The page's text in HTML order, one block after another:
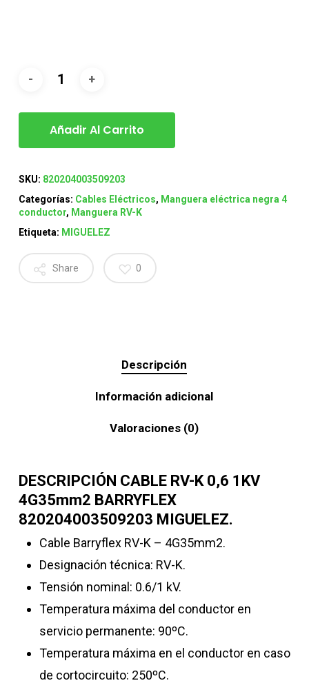
Añadir Al Carrito
SKU: 820204003509203
Categorías: Cables Eléctricos, Manguera eléctrica negra 4
conductor, Manguera RV-K
Etiqueta: MIGUELEZ
Share 0
Descripción
Información adicional
Valoraciones (0)
DESCRIPCIÓN CABLE RV-K 0,6 1KV
4G35mm2 BARRYFLEX
820204003509203 MIGUELEZ.
Cable Barryflex RV-K – 4G35mm2.
Designación técnica: RV-K.
Tensión nominal: 0.6/1 kV.
Temperatura máxima del conductor en
servicio permanente: 90ºC.
Temperatura máxima en el conductor en caso
de cortocircuito: 250ºC.